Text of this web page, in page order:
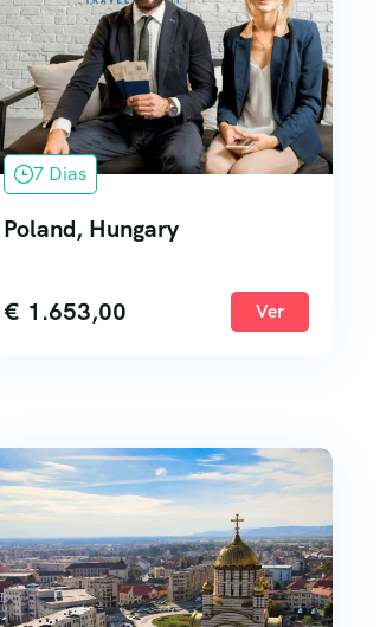
7 Dias
Poland, Hungary
€ 1.653,00 Ver